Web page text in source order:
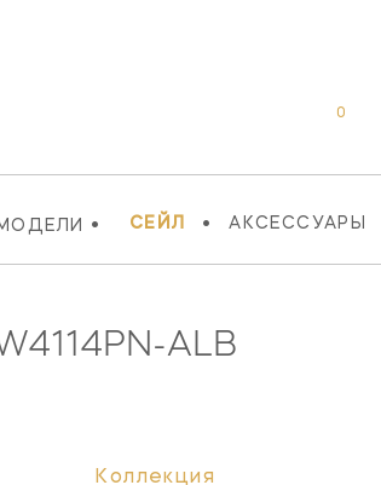
• СЕЙЛ • АКСЕССУАРЫ
0
ALB
Коллекция